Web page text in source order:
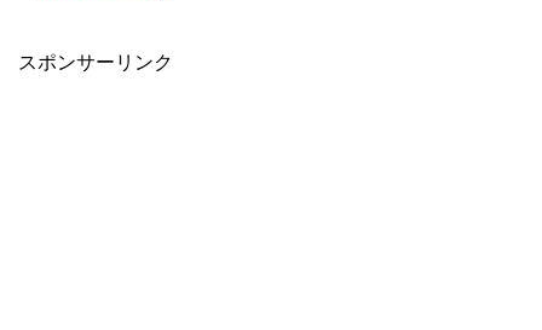
スポンサーリンク